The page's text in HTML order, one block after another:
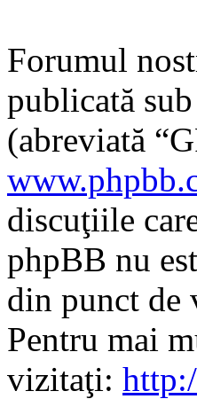
Forumul
publicată
(abreviată
discuţiile
phpBB nu
din punct de
Pentru mai
vizitaţi: